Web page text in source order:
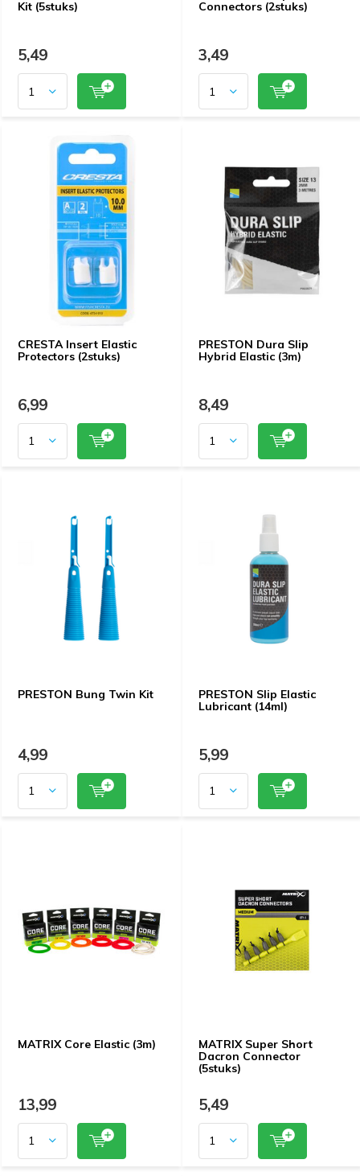
Kit (5stuks)
5,49
Connectors (2stuks)
3,49
CRESTA Insert Elastic
Protectors (2stuks)
6,99
PRESTON Dura Slip
Hybrid Elastic (3m)
8,49
PRESTON Bung Twin Kit
4,99
PRESTON Slip Elastic
Lubricant (14ml)
5,99
MATRIX Core Elastic (3m)
13,99
MATRIX Super Short
Dacron Connector
(5stuks)
5,49